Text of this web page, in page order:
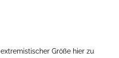
Größe hier zu